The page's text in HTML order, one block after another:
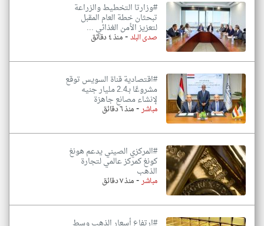
#وزارتا التخطيط والزراعة
تبحثان خطة العام المقبل
لتعزيز الأمن الغذائي ...
صدى البلد-منذ ٤ دقائق
#اقتصادية قناة السويس توقع
مشروعًا بـ2.4 مليار جنيه
لإنشاء مصانع جاهزة
مباشر-منذ ٦ دقائق
#المركزي الصيني يدعم هونغ
كونغ كمركز عالمي لتجارة
الذهب
مباشر-منذ ٧ دقائق